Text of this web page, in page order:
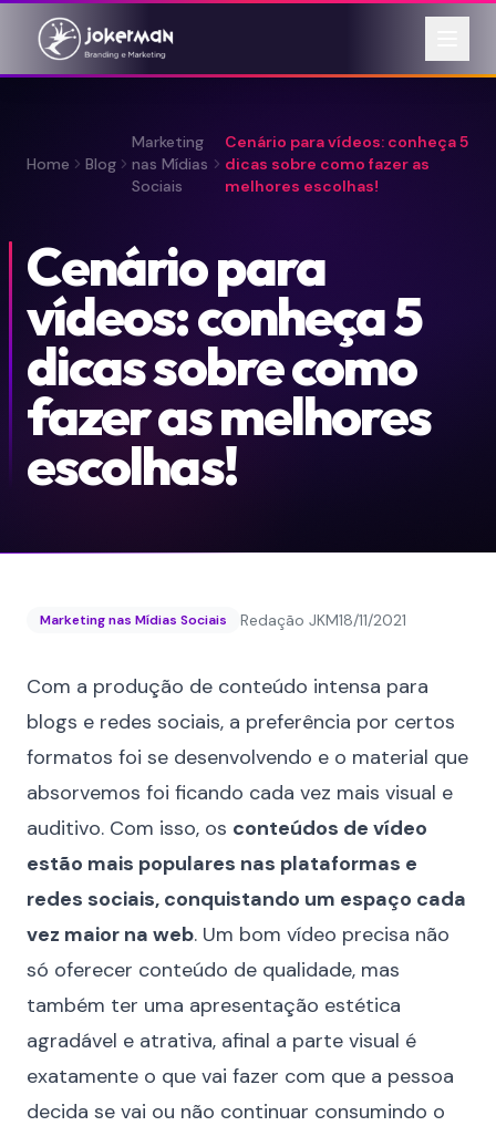
Home Blog
Marketing
nas Mídias
Sociais
Cenário para vídeos: conheça 5
dicas sobre como fazer as
melhores escolhas!
Cenário para
vídeos: conheça 5
dicas sobre como
fazer as melhores
escolhas!
Marketing nas Mídias Sociais Redação JKM18/11/2021
Com a produção de conteúdo intensa para
blogs e redes sociais, a preferência por certos
formatos foi se desenvolvendo e o material que
absorvemos foi ficando cada vez mais visual e
auditivo. Com isso, os conteúdos de vídeo
estão mais populares nas plataformas e
redes sociais, conquistando um espaço cada
vez maior na web. Um bom vídeo precisa não
só oferecer conteúdo de qualidade, mas
também ter uma apresentação estética
agradável e atrativa, afinal a parte visual é
exatamente o que vai fazer com que a pessoa
decida se vai ou não continuar consumindo o